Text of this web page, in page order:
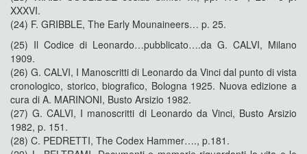
XXXVI.
(24) F. GRIBBLE, The Early Mounaineers… p. 25.
(25) Il Codice di Leonardo…pubblicato….da G. CALVI, Milano
1909.
(26) G. CALVI, I Manoscritti di Leonardo da Vinci dal punto di vista
cronologico, storico, biografico, Bologna 1925. Nuova edizione a
cura di A. MARINONI, Busto Arsizio 1982.
(27) G. CALVI, I manoscritti di Leonardo da Vinci, Busto Arsizio
1982, p. 151.
(28) C. PEDRETTI, The Codex Hammer…., p.181.